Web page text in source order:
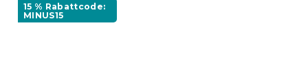
15 % Rabattcode:
MINUS15